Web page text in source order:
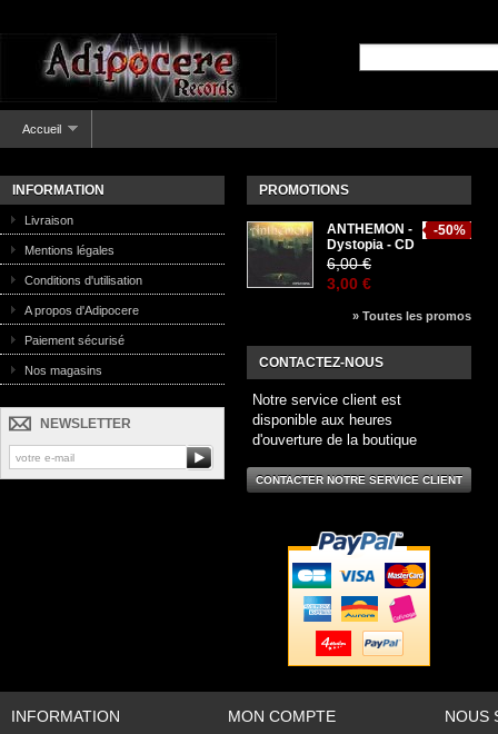
Accueil
INFORMATION
Livraison
Mentions légales
Conditions d'utilisation
A propos d'Adipocere
Paiement sécurisé
Nos magasins
NEWSLETTER
PROMOTIONS
-50%
ANTHEMON -
Dystopia - CD
6,00 €
3,00 €
» Toutes les promos
CONTACTEZ-NOUS
Notre service client est
disponible aux heures
d'ouverture de la boutique
CONTACTER NOTRE SERVICE CLIENT
INFORMATION MON COMPTE NOUS